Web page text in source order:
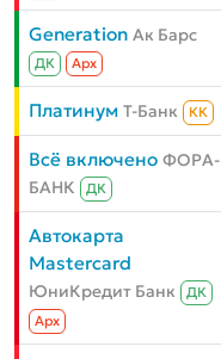
Generation Ак Барс
ДК Aрх
Платинум Т-Банк КК
Всё включено ФОРА-
БАНК
ДК
Автокарта
Mastercard
ЮниКредит Банк
ДК
Aрх